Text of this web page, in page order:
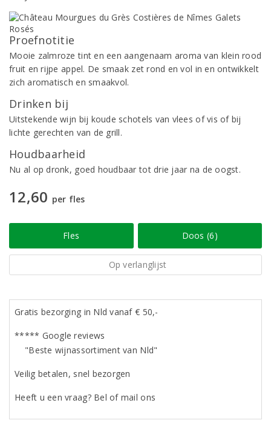
Proefnotitie
Mooie zalmroze tint en een aangenaam aroma van klein rood
fruit en rijpe appel. De smaak zet rond en vol in en ontwikkelt
zich aromatisch en smaakvol.
Drinken bij
Uitstekende wijn bij koude schotels van vlees of vis of bij
lichte gerechten van de grill.
Houdbaarheid
Nu al op dronk, goed houdbaar tot drie jaar na de oogst.
12,60 per fles
Fles Doos (6)
Op verlanglijst
Gratis bezorging in Nld vanaf € 50,-
***** Google reviews
"Beste wijnassortiment van Nld"
Veilig betalen, snel bezorgen
Heeft u een vraag? Bel of mail ons